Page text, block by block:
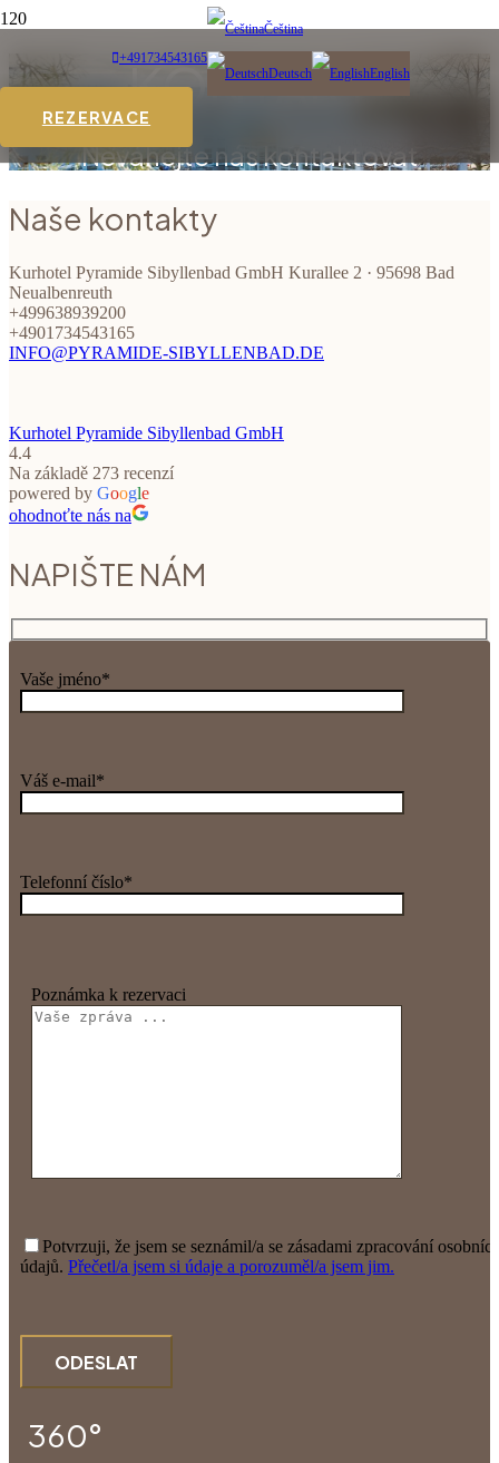
+491734543165
Čeština
Deutsch English
REZERVACEKONTAKT
Neváhejte nás kontaktovat
Naše kontakty
Kurhotel Pyramide Sibyllenbad GmbH Kurallee 2 · 95698 Bad
Neualbenreuth
+499638939200
+4901734543165
INFO@PYRAMIDE-SIBYLLENBAD.DE
Kurhotel Pyramide Sibyllenbad GmbH
4.4
Na základě 273 recenzí
powered by Google
ohodnoťte nás na
NAPIŠTE NÁM
Vaše jméno*
Váš e-mail*
Telefonní číslo*
Poznámka k rezervaci
Potvrzuji, že jsem se seznámil/a se zásadami zpracování
údajů. Přečetl/a jsem si údaje a porozuměl/a jsem jim.
360°